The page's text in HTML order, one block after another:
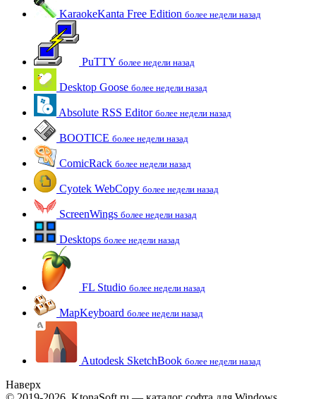
KaraokeKanta Free Edition более недели назад
PuTTY более недели назад
Desktop Goose более недели назад
Absolute RSS Editor более недели назад
BOOTICE более недели назад
ComicRack более недели назад
Cyotek WebCopy более недели назад
ScreenWings более недели назад
Desktops более недели назад
FL Studio более недели назад
MapKeyboard более недели назад
Autodesk SketchBook более недели назад
Наверх